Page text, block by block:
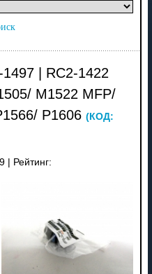
| RC2-1422
M1522 MFP/
P1606 (КОД:
Рейтинг: